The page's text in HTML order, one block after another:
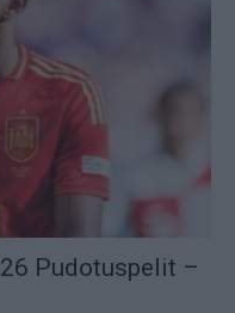
Pudotuspelit –